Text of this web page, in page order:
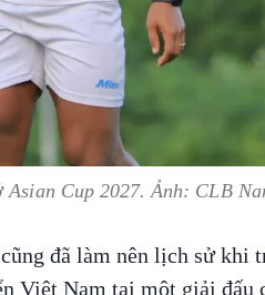
Asian Cup 2027. Ảnh: CLB
đã làm nên lịch sử khi
Việt Nam tại một giải đấu